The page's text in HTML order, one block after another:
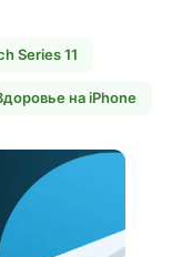
Series 11
на iPhone